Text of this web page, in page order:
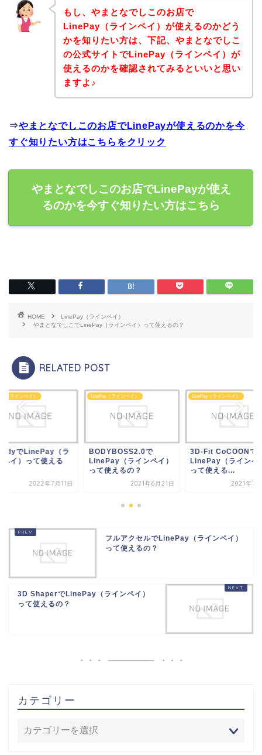
もし、やまとなでしこのお店で
LinePay（ラインペイ）が使えるのかどう
かを知りたい方は、下記、やまとなでしこ
の公式サイトでLinePay（ラインペイ）が
使えるのかを確認されてみるといいと思い
ますよ♪
⇒やまとなでしこのお店でLinePayが使えるのかを今
すぐ知りたい方はこちらをクリック
やまとなでしこのお店でLinePayが使え
るのかを今すぐ知りたい方はこちら
HOME
LinePay（ラインペイ）
やまとなでしこでLinePay（ラインペイ）って使えるの？
RELATED POST
（ラインペイ）
で
（ラインペイ）
2021年6月21日
LinePay（ラインペイ）
3D-Fit CoCOONで
LinePay（ラインペイ）
って使える...
2021年7月23日
LinePay（ラインペイ）
SpaadyでLinePay
インペイ）って使え
の？
2022年7
フルアクセルでLinePay（ラインペイ）
って使えるの？
3D ShaperでLinePay（ラインペイ）
って使えるの？
カテゴリー